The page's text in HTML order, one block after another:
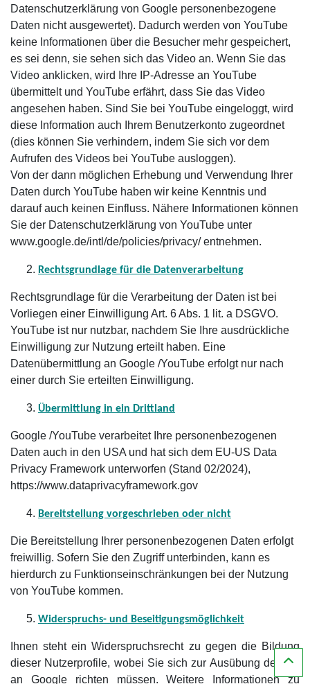
Datenschutzerklärung von Google personenbezogene
Daten nicht ausgewertet). Dadurch werden von YouTube
keine Informationen über die Besucher mehr gespeichert,
es sei denn, sie sehen sich das Video an. Wenn Sie das
Video anklicken, wird Ihre IP-Adresse an YouTube
übermittelt und YouTube erfährt, dass Sie das Video
angesehen haben. Sind Sie bei YouTube eingeloggt, wird
diese Information auch Ihrem Benutzerkonto zugeordnet
(dies können Sie verhindern, indem Sie sich vor dem
Aufrufen des Videos bei YouTube ausloggen).
Von der dann möglichen Erhebung und Verwendung Ihrer
Daten durch YouTube haben wir keine Kenntnis und
darauf auch keinen Einfluss. Nähere Informationen können
Sie der Datenschutzerklärung von YouTube unter
www.google.de/intl/de/policies/privacy/ entnehmen.
Rechtsgrundlage für die Datenverarbeitung
Rechtsgrundlage für die Verarbeitung der Daten ist bei
Vorliegen einer Einwilligung Art. 6 Abs. 1 lit. a DSGVO.
YouTube ist nur nutzbar, nachdem Sie Ihre ausdrückliche
Einwilligung zur Nutzung erteilt haben. Eine
Datenübermittlung an Google /YouTube erfolgt nur nach
einer durch Sie erteilten Einwilligung.
Übermittlung in ein Drittland
Google /YouTube verarbeitet Ihre personenbezogenen
Daten auch in den USA und hat sich dem EU-US Data
Privacy Framework unterworfen (Stand 02/2024),
https://www.dataprivacyframework.gov
Bereitstellung vorgeschrieben oder nicht
Die Bereitstellung Ihrer personenbezogenen Daten erfolgt
freiwillig. Sofern Sie den Zugriff unterbinden, kann es
hierdurch zu Funktionseinschränkungen bei der Nutzung
von YouTube kommen.
Widerspruchs- und Beseitigungsmöglichkeit
Ihnen steht ein Widerspruchsrecht zu gegen die Bildung
dieser Nutzerprofile, wobei Sie sich zur Ausübung dessen
an Google richten müssen. Weitere Informationen zu